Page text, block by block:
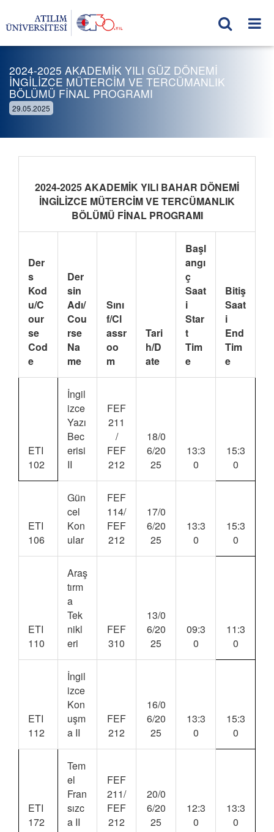
2024-2025 AKADEMİK YILI GÜZ DÖNEMİ
İNGİLİZCE MÜTERCİM VE TERCÜMANLIK
BÖLÜMÜ FİNAL PROGRAMI
29.05.2025
2024-2025 AKADEMİK YILI BAHAR DÖNEMİ
İNGİLİZCE MÜTERCİM VE TERCÜMANLIK
BÖLÜMÜ FİNAL PROGRAMI
Der
s
Kod
u/C
our
se
Cod
e
Der
sin
Adı/
Cou
rse
Na
me
Sını
f/Cl
assr
oo
m
Tari
h/D
ate
Başl
angı
ç
Saat
i
Star
t
Tim
e
Bitiş
Saat
i
End
Tim
e
ETI
102
İngil
izce
Yazı
Bec
erisi
II
FEF
211
/
FEF
212
18/0
6/20
25
13:3
0
15:3
0
ETI
106
Gün
cel
Kon
ular
FEF
114/
FEF
212
17/0
6/20
25
13:3
0
15:3
0
ETI
110
Araş
tırm
a
Tek
nikl
eri
FEF
310
13/0
6/20
25
09:3
0
11:3
0
ETI
112
İngil
izce
Kon
uşm
a II
FEF
212
16/0
6/20
25
13:3
0
15:3
0
ETI
172
Tem
el
Fran
sızc
a II
FEF
211/
FEF
212
20/0
6/20
25
12:3
0
13:3
0